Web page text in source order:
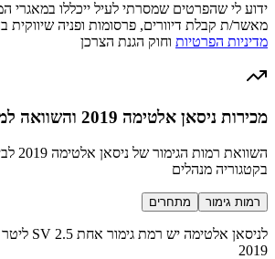
ידוע לי שהפרטים שמסרתי לעיל ייכללו במאגרי
מאשר/ת קבלת דיוורים, פרסומות ופניה שיווקית
מדיניות הפרטיות וחוק הגנת הצרכן
מכירות ניסאן אלטימה 2019 והשוואה למתחרים
בקטגוריה מנהלים
רמות גימור מתחרים
2019